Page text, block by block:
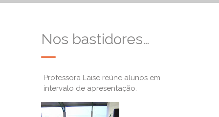
Nos bastidores…
Professora Laise reúne alunos em
intervalo de apresentação.